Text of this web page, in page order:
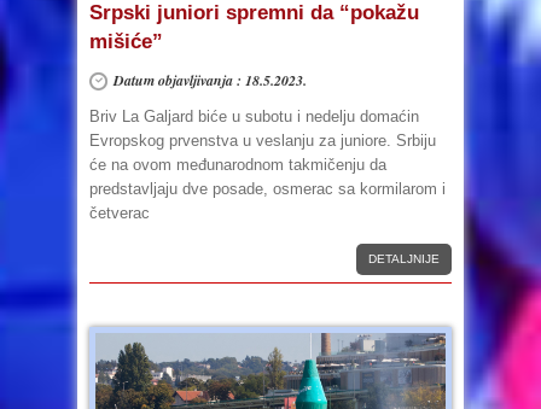
Srpski juniori spremni da “pokažu
mišiće”
Datum objavljivanja : 18.5.2023.
Briv La Galjard biće u subotu i nedelju domaćin
Evropskog prvenstva u veslanju za juniore. Srbiju
će na ovom međunarodnom takmičenju da
predstavljaju dve posade, osmerac sa kormilarom i
četverac
DETALJNIJE